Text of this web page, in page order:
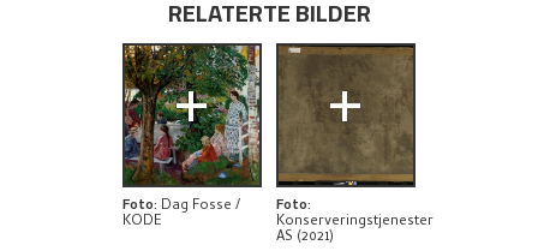
UTFORSK
RELATERTE BILDER
+
Foto: Dag Fosse /
KODE
+
Foto:
Konserveringstjenester
AS (2021)